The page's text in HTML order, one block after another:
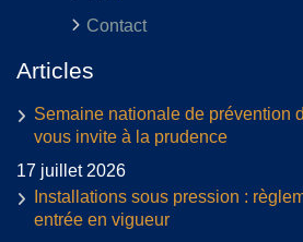
Contact
Articles
Semaine nationale de prévention
vous invite à la prudence
17 juillet 2026
Installations sous pression :
entrée en vigueur